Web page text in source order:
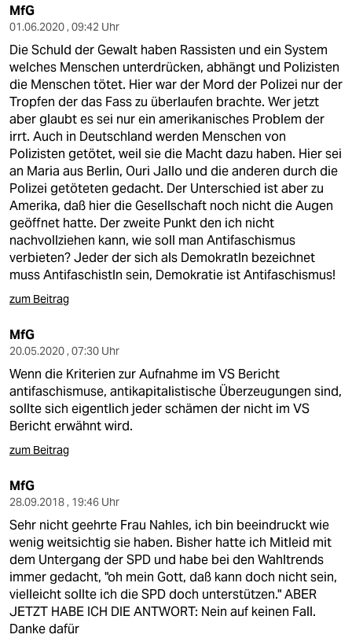
MfG
01.06.2020 , 09:42 Uhr
Die Schuld der Gewalt haben Rassisten und ein System
welches Menschen unterdrücken, abhängt und Polizisten
die Menschen tötet. Hier war der Mord der Polizei nur der
Tropfen der das Fass zu überlaufen brachte. Wer jetzt
aber glaubt es sei nur ein amerikanisches Problem der
irrt. Auch in Deutschland werden Menschen von
Polizisten getötet, weil sie die Macht dazu haben. Hier sei
an Maria aus Berlin, Ouri Jallo und die anderen durch die
Polizei getöteten gedacht. Der Unterschied ist aber zu
Amerika, daß hier die Gesellschaft noch nicht die Augen
geöffnet hatte. Der zweite Punkt den ich nicht
nachvollziehen kann, wie soll man Antifaschismus
verbieten? Jeder der sich als DemokratIn bezeichnet
muss AntifaschistIn sein, Demokratie ist Antifaschismus!
zum Beitrag
MfG
20.05.2020 , 07:30 Uhr
Wenn die Kriterien zur Aufnahme im VS Bericht
antifaschismuse, antikapitalistische Überzeugungen sind,
sollte sich eigentlich jeder schämen der nicht im VS
Bericht erwähnt wird.
zum Beitrag
MfG
28.09.2018 , 19:46 Uhr
Sehr nicht geehrte Frau Nahles, ich bin beeindruckt wie
wenig weitsichtig sie haben. Bisher hatte ich Mitleid mit
dem Untergang der SPD und habe bei den Wahltrends
immer gedacht, "oh mein Gott, daß kann doch nicht sein,
vielleicht sollte ich die SPD doch unterstützen." ABER
JETZT HABE ICH DIE ANTWORT: Nein auf keinen Fall.
Danke dafür